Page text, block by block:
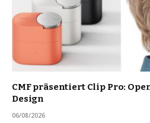
CMF präsentiert Clip Pro:
Design
06/08/2026